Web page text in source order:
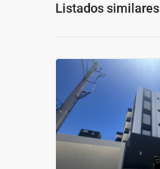
Listados similares